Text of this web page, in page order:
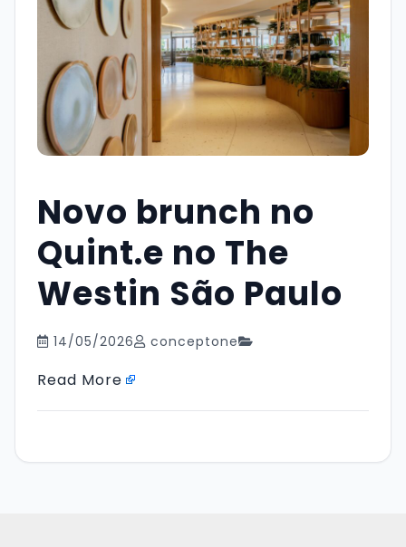
Novo brunch no
Quint.e no The
Westin São Paulo
14/05/2026 conceptone
Read More